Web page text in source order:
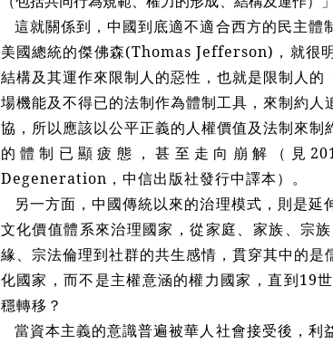
這就關係到，中國到底適不適合西方的民主體
美國總統的傑佛森(Thomas Jefferson)，就很
結構及其運作來限制人的惡性，也就是限制人
場機能及不得已的法制作為體制工具，來制約
協，所以應該以公平正義的人權價值及法制來
的體制已顯疲態，甚至走向崩解（見
Degeneration，中信出版社發行中譯本）。
另一方面，中國傳統以來的治理模式，則是延
文化價值體系來治理國家，從家庭、家族、宗
緣、宗法倫理到社群的共生感情，貫穿其中的
化國家，而不是主權意涵的權力國家，直到19
穩轉移？
當資本主義的意識普遍被華人社會接受後，利